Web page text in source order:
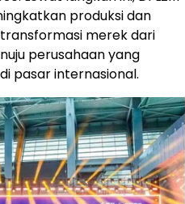
produksi dan
merek dari
perusahaan yang
pasar internasional.